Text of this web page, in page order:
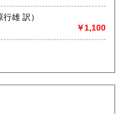
行雄 訳）
￥1,100